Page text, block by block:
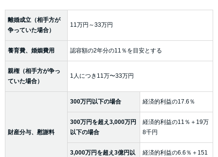
離婚成立（相手方が
争っていた場合）
11万円～33万円
養育費、婚姻費用 認容額の2年分の11％を目安とする
親権（相手方が争っ
ていた場合）
1人につき11万〜33万円
財産分与、慰謝料
300万円以下の場合 経済的利益の17.6％
300万円を超え3,000万円
以下の場合
経済的利益の11％＋19万
8千円
3,000万円を超え3億円以
経済的利益の6.6％＋151